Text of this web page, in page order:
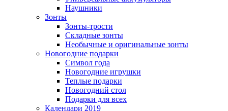
Наушники
Зонты
Зонты-трости
Складные зонты
Необычные и оригинальные зонты
Новогодние подарки
Символ года
Новогодние игрушки
Теплые подарки
Новогодний стол
Подарки для всех
Календари 2019